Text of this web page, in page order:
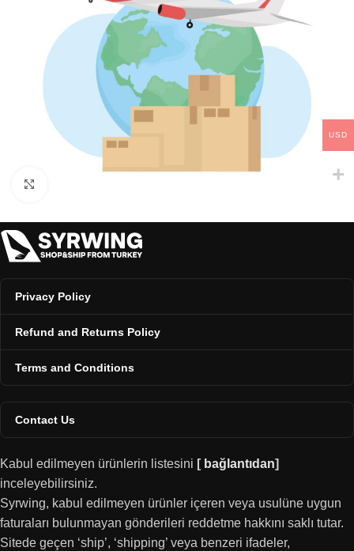
Privacy Policy
Refund and Returns Policy
Terms and Conditions
Contact Us
Kabul edilmeyen ürünlerin listesini [ bağlantıdan]
inceleyebilirsiniz.
Syrwing, kabul edilmeyen ürünler içeren veya usulüne uygun
faturaları bulunmayan gönderileri reddetme hakkını saklı tutar.
Sitede geçen ‘ship’, ‘shipping’ veya benzeri ifadeler,
USD